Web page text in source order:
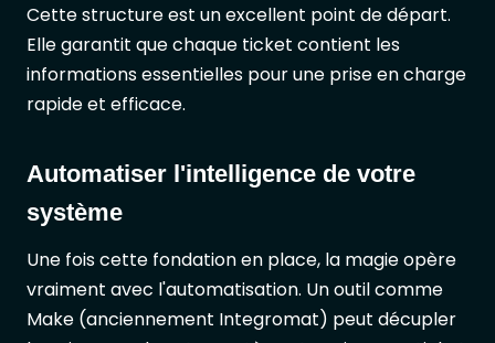
Cette structure est un excellent point de départ.
Elle garantit que chaque ticket contient les
informations essentielles pour une prise en charge
rapide et efficace.
Automatiser l'intelligence de votre
système
Une fois cette fondation en place, la magie opère
vraiment avec l'automatisation. Un outil comme
Make (anciennement Integromat) peut décupler